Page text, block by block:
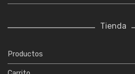
Tienda
Productos